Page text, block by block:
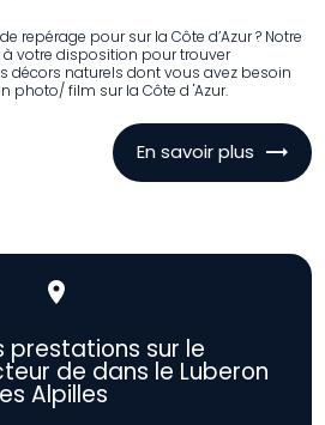
repérage pour sur la Côte d’Azur ? Notre
votre disposition pour trouver
décors naturels dont vous avez besoin
photo/ film sur la Côte d 'Azur.
En savoir plus
place
prestations sur le
de dans le Luberon
Alpilles